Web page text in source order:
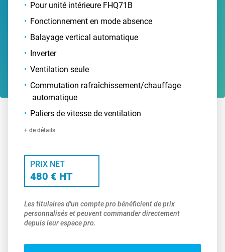
Pour unité intérieure FHQ71B
Fonctionnement en mode absence
Balayage vertical automatique
Inverter
Ventilation seule
Commutation rafraîchissement/chauffage
automatique
Paliers de vitesse de ventilation
+ de détails
PRIX NET
480 € HT
Les titulaires d'un compte pro bénéficient de prix
personnalisés et peuvent commander directement
depuis leur espace pro.